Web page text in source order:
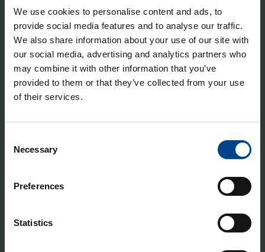
We use cookies to personalise content and ads, to
provide social media features and to analyse our traffic.
We also share information about your use of our site with
our social media, advertising and analytics partners who
may combine it with other information that you’ve
provided to them or that they’ve collected from your use
of their services.
Selection
Necessary
Preferences
Statistics
pais­tev
Tootekood: GP108T
Uks Mini Gamma, 8 moo­du­lit, valge
Tootekood: GP108P
PE-ter­mi­nal, Mini Gamma, 7 ühen­